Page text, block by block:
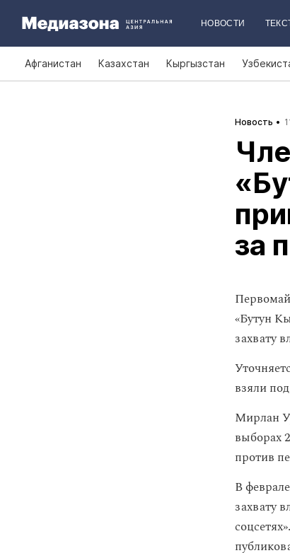
НОВОСТИ
Афганистан Казахстан Кыргызстан
Новость
за
«Бутун
захвату
взяли
Мирлан
выборах
против
В
захвату